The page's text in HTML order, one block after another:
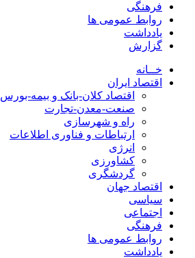
فرهنگی
روابط عمومی ها
یادداشت
گزارش
خــانه
اقتصاد ایران
اقتصاد کلان-بانک و بیمه-بورس
صنعت-معدن-تجارت
راه و شهرسازی
ارتباطات و فناوری اطلاعات
انرژی
کشاورزی
گردشگری
اقتصاد جهان
سیاسی
اجتماعی
فرهنگی
روابط عمومی ها
یادداشت